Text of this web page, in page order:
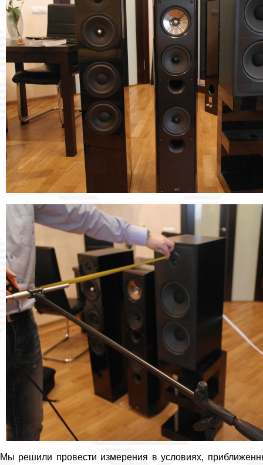
Мы решили провести измерения в условиях,